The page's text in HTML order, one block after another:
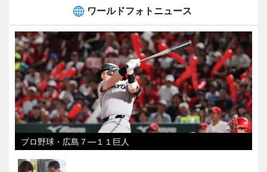
ワールドフォトニュース
プロ野球・広島７―１１巨人